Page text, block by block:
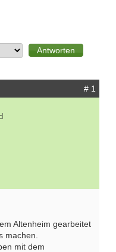
# 1
Altenheim gearbeitet
machen.
mit dem